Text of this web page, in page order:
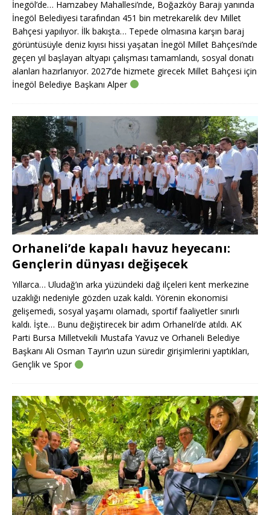
İnegöl’de… Hamzabey Mahallesi’nde, Boğazköy Barajı yanında
İnegöl Belediyesi tarafından 451 bin metrekarelik dev Millet
Bahçesi yapılıyor. İlk bakışta… Tepede olmasına karşın baraj
görüntüsüyle deniz kıyısı hissi yaşatan İnegöl Millet Bahçesi’nde
geçen yıl başlayan altyapı çalışması tamamlandı, sosyal donatı
alanları hazırlanıyor. 2027’de hizmete girecek Millet Bahçesi için
İnegöl Belediye Başkanı Alper
Orhaneli’de kapalı havuz heyecanı:
Gençlerin dünyası değişecek
Yıllarca… Uludağ’ın arka yüzündeki dağ ilçeleri kent merkezine
uzaklığı nedeniyle gözden uzak kaldı. Yörenin ekonomisi
gelişemedi, sosyal yaşamı olamadı, sportif faaliyetler sınırlı
kaldı. İşte… Bunu değiştirecek bir adım Orhaneli’de atıldı. AK
Parti Bursa Milletvekili Mustafa Yavuz ve Orhaneli Belediye
Başkanı Ali Osman Tayır’ın uzun süredir girişimlerini yaptıkları,
Gençlik ve Spor